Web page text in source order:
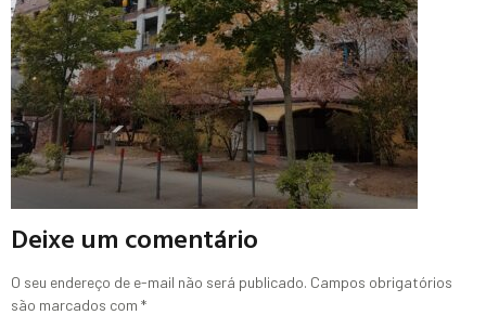
Deixe um comentário
O seu endereço de e-mail não será publicado. Campos obrigatórios
são marcados com *